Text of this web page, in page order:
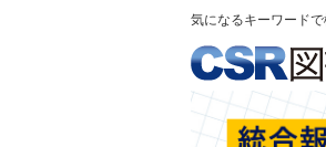
気になるキーワード